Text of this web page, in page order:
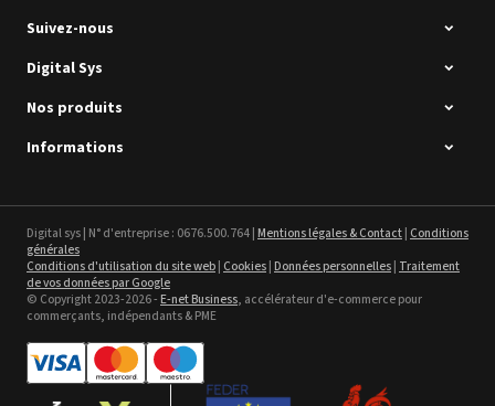
Sefa ROTEX LITE - occasion
Voir le détail
Intec Holographic Milkyway
Flaring Film
Suivez-nous
Digital Sys
Nos produits
Informations
Digital sys | N° d'entreprise : 0676.500.764 |Mentions légales & Contact| Conditions
générales
Conditions d'utilisation du site web| Cookies|Données personnelles| Traitement
de vos données par Google
© Copyright 2023-2026 -E-net Business, accélérateur d'e-commerce pour
commerçants, indépendants & PME